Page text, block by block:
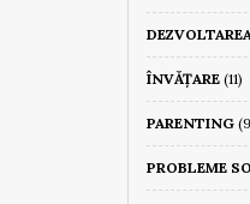
ÎNVĂȚARE(11)
PARENTING
PROBLEME